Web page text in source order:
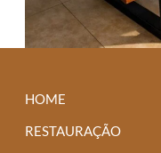
HOME
RESTAURAÇÃO